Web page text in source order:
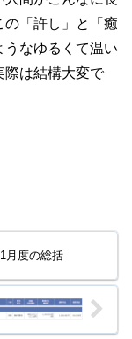
の「許し」と「癒
うなゆるくて温い
際は結構大変で
月度の総括